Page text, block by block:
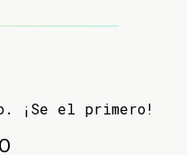
¡Se el primero!